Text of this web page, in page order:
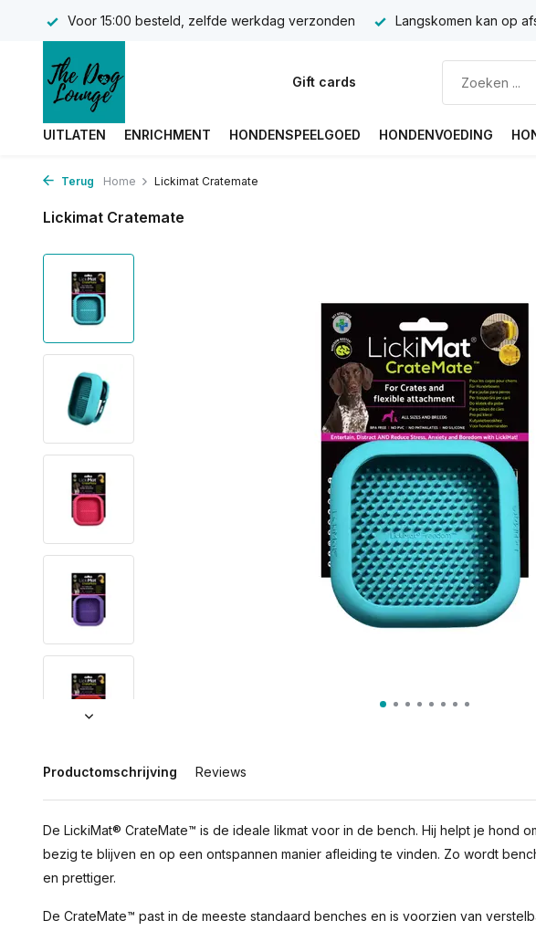
Voor 15:00 besteld, zelfde werkdag verzonden Langskomen kan op
Gift cards
UITLATEN ENRICHMENT HONDENSPEELGOED HONDENVOEDING
Terug Home Lickimat Cratemate
Lickimat Cratemate
Productomschrijving Reviews
De LickiMat® CrateMate™ is de ideale likmat voor in de bench. Hij helpt je hond
bezig te blijven en op een ontspannen manier afleiding te vinden. Zo wordt
en prettiger.
De CrateMate™ past in de meeste standaard benches en is voorzien van